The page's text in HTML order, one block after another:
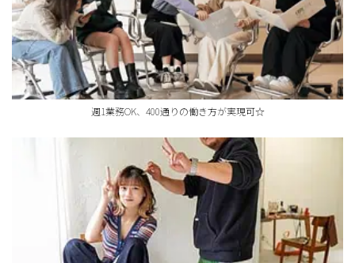
週1業務OK、400通りの働き方が実現可☆